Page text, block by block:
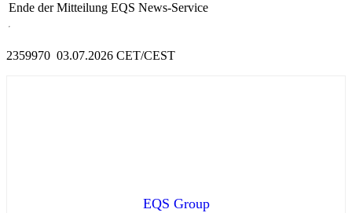
Ende der Mitteilung EQS News-Service
2359970 03.07.2026 CET/CEST
EQS Group